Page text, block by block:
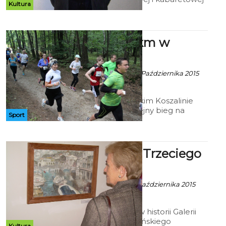
Kultura
Jan Kanty Pawluśkiewicz, objawił
rodzimej bohemie w holu kina
Kryterium. Wystawę pt. „Voyage”
można podziwiać do 1 listopada.
Sport
Bieg na 5 km w
Kłosie
Artur Rutkowski - 4 Października 2015
godz. 20:48
W pod koszalińskim Koszalinie
odbędzie się kolejny bieg na
dystansie 5 km. Organizatorzy
Malarstwo Trzeciego
Wieku
Robert Kuliński - 8 Października 2015
godz. 21:29
Po raz pierwszy w historii Galerii
Antresola koszalińskiego